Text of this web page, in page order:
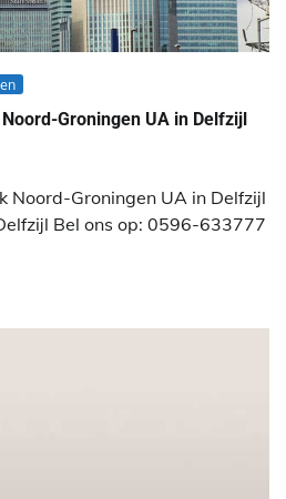
Groningen UA in Delfzijl
Noord-Groningen UA in Delfzijl
Bel ons op: 0596-633777